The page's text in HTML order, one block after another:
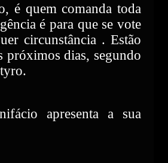
é quem comanda toda
é para que se vote
circunstância . Estão
próximos dias, segundo
apresenta a sua